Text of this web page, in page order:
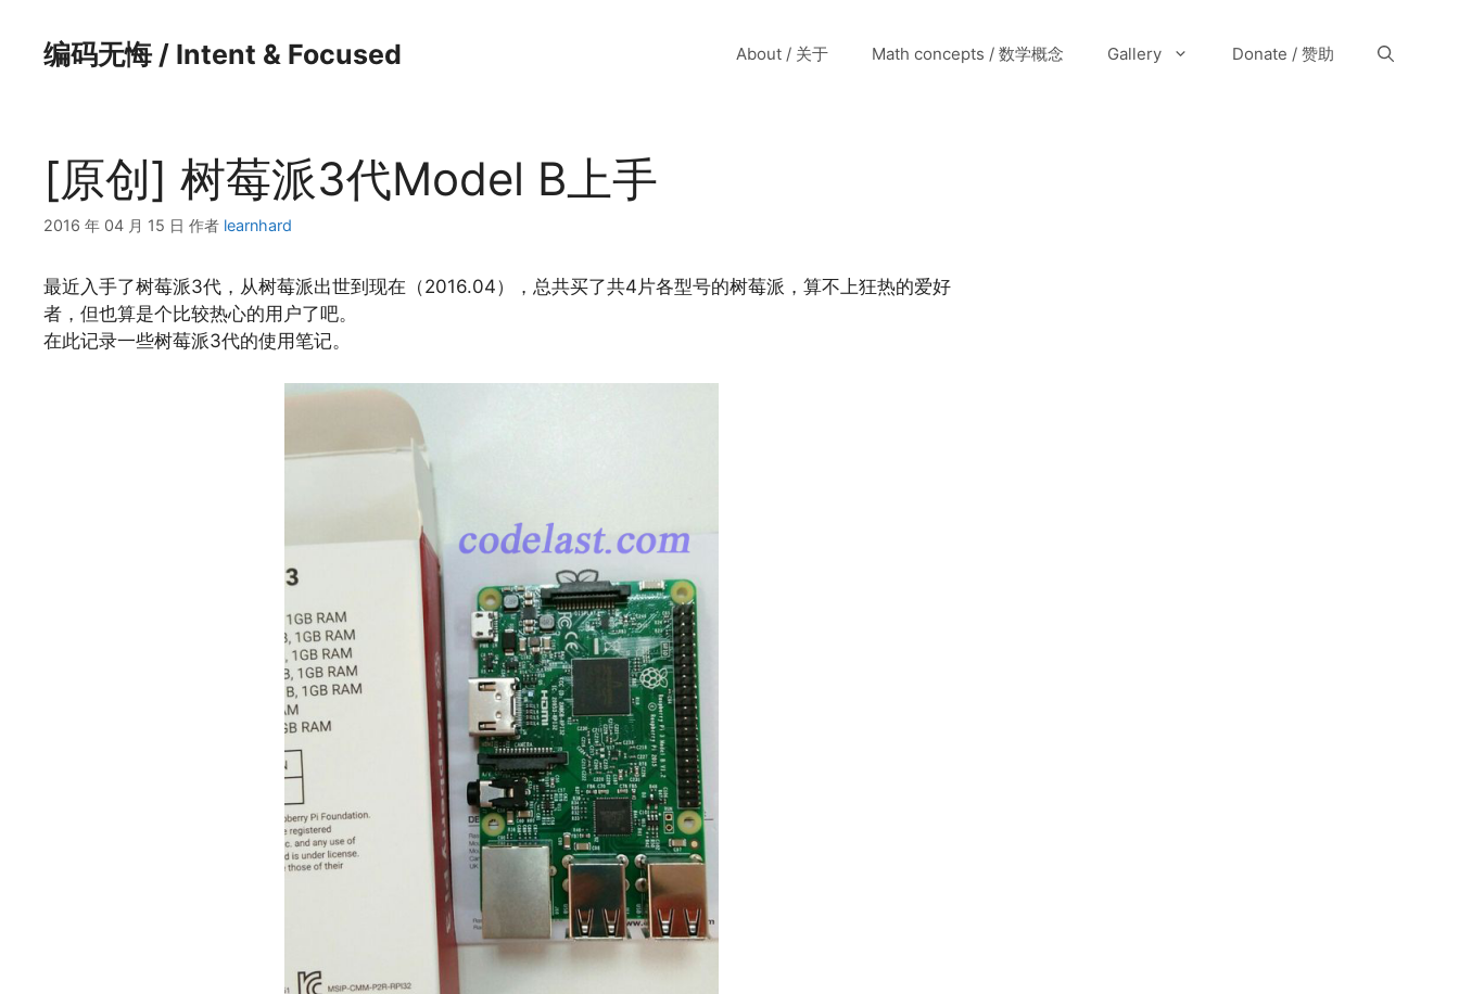
编码无悔 / Intent & Focused About / 关于 Math concepts / 数学概念 Gallery Donate / 赞助
[原创] 树莓派3代Model B上手
2016 年 04 月 15 日 作者 learnhard
最近入手了树莓派3代，从树莓派出世到现在（2016.04），总共买了共4片各型号的树莓派，算不上狂热的爱好
者，但也算是个比较热心的用户了吧。
在此记录一些树莓派3代的使用笔记。